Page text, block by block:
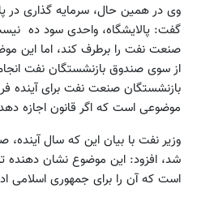
وی در همین حال، سرمایه گذاری در
گفت: پالایشگاه، واحدی سود ده نیست
صنعت نفت را برطرف کند، اما این
از سوی صندوق بازنشستگان نفت
بازنشستگان صنعت نفت برای آینده
موضوعی است که اگر قانون اجازه
شد، افزود: این موضوع نشان
است که آن را برای جمهوری اسلامی